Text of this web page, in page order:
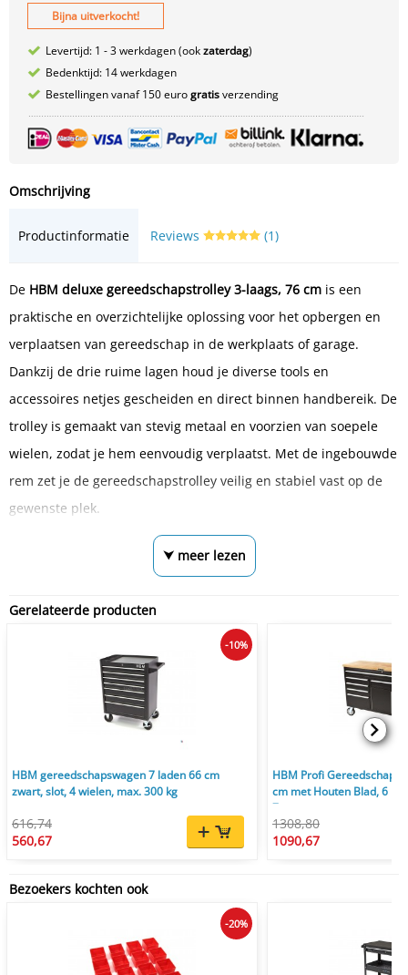
Bijna uitverkocht!
Levertijd: 1 - 3 werkdagen (ookzaterdag)
Bedenktijd: 14 werkdagen
Bestellingen vanaf 150 eurogratisverzending
Omschrijving
Productinformatie Reviews (1)
De HBM deluxe gereedschapstrolley 3-laags, 76 cm is een
praktische en overzichtelijke oplossing voor het opbergen en
verplaatsen van gereedschap in de werkplaats of garage.
Dankzij de drie ruime lagen houd je diverse tools en
accessoires netjes gescheiden en direct binnen handbereik. De
trolley is gemaakt van stevig metaal en voorzien van soepele
wielen, zodat je hem eenvoudig verplaatst. Met de ingebouwde
rem zet je de gereedschapstrolley veilig en stabiel vast op de
gewenste plek.
⮟ meer lezen
Gerelateerde producten
HBM gereedschapswagen 7 laden 66 cm
zwart, slot, 4 wielen, max. 300 kg
616,74
560,67
-10%
HBM Profi
cm met Houten Blad, 6
Zwart
1308,80
1090,67
Bezoekers kochten ook
-20%